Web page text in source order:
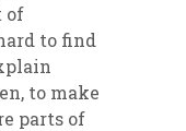
of
to find
to make
parts of